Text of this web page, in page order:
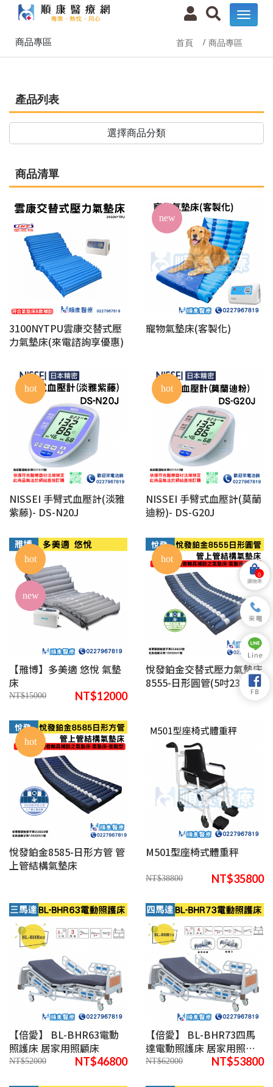
商品專區 首頁 商品專區
產品列表
選擇商品分類
商品清單
3100NYTPU雲康交替式壓
力氣墊床(來電諮詢享優惠)
new
寵物氣墊床(客製化)
hot
NISSEI 手臂式血壓計(淡雅
紫藤)- DS-N20J
hot
NISSEI 手臂式血壓計(莫蘭
迪粉)- DS-G20J
hot
new
【雃博】多美適 悠悅 氣墊
床
NT$15000 NT$12000
hot
悅發鉑金交替式壓力氣墊床
8555-日形圓管(5吋23管)進
hot
悅發鉑金8585-日形方管 管
上管結構氣墊床
M501型座椅式體重秤
NT$38800 NT$35800
【倍愛】 BL-BHR63電動
照護床 居家用照顧床
NT$52000 NT$46800
【倍愛】 BL-BHR73四馬
達電動照護床 居家用照顧
床
NT$62000 NT$53800
購物車
0